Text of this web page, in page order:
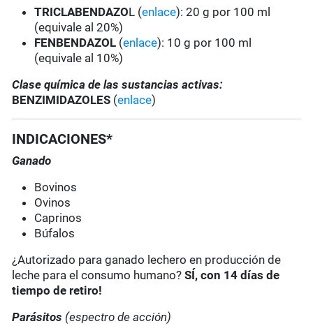
TRICLABENDAZOL (enlace): 20 g por 100 ml
(equivale al 20%)
FENBENDAZOL (enlace): 10 g por 100 ml
(equivale al 10%)
Clase química de las sustancias activas:
BENZIMIDAZOLES (enlace)
INDICACIONES*
Ganado
Bovinos
Ovinos
Caprinos
Búfalos
¿Autorizado para ganado lechero en producción de
leche para el consumo humano?SÍ, con 14 días de
tiempo de retiro!
Parásitos (espectro de acción)